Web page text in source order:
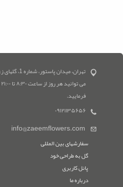
تهران، میدان پاستور، شماره 1، گلهای زعیم
فرمایید.
۰۹۱۲۱۱۳۵۶۵۶
info@zaeemflowers.com
سفارشهای بین المللی
گل به طراحی خود
پانل کاربری
درباره ما